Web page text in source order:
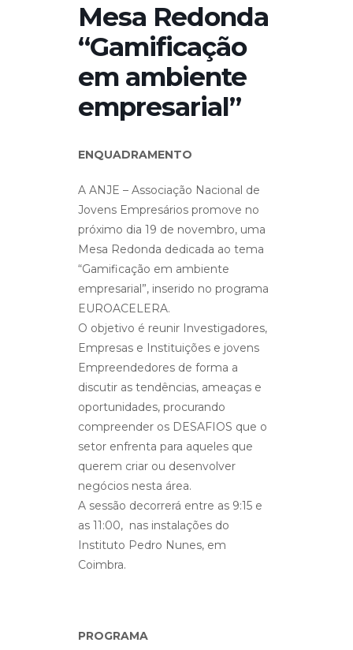
Mesa Redonda
“Gamificação
em ambiente
empresarial”
ENQUADRAMENTO
A ANJE – Associação Nacional de
Jovens Empresários promove no
próximo dia 19 de novembro, uma
Mesa Redonda dedicada ao tema
“Gamificação em ambiente
empresarial”, inserido no programa
EUROACELERA.
O objetivo é reunir Investigadores,
Empresas e Instituições e jovens
Empreendedores de forma a
discutir as tendências, ameaças e
oportunidades, procurando
compreender os DESAFIOS que o
setor enfrenta para aqueles que
querem criar ou desenvolver
negócios nesta área.
A sessão decorrerá entre as 9:15 e
as 11:00, nas instalações do
Instituto Pedro Nunes, em
Coimbra.
PROGRAMA